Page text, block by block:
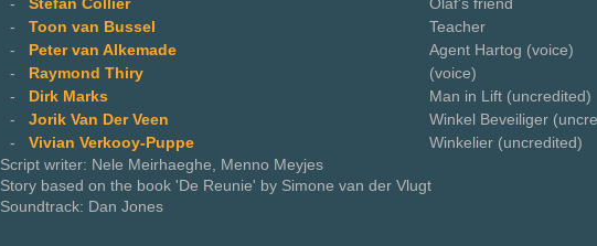
- Stefan Collier
Olaf's friend
- Toon van Bussel
Teacher
-
Peter van Alkemade
Agent Hartog (voice)
-
Raymond Thiry
(voice)
-
Dirk Marks
Man in Lift (uncredited)
- Jorik Van Der Veen
Winkel Beveiliger
- Vivian Verkooy-Puppe
Winkelier (uncredited)
Script writer: Nele Meirhaeghe, Menno Meyjes
Story based on the book 'De Reunie' by Simone van der Vlugt
Soundtrack: Dan Jones